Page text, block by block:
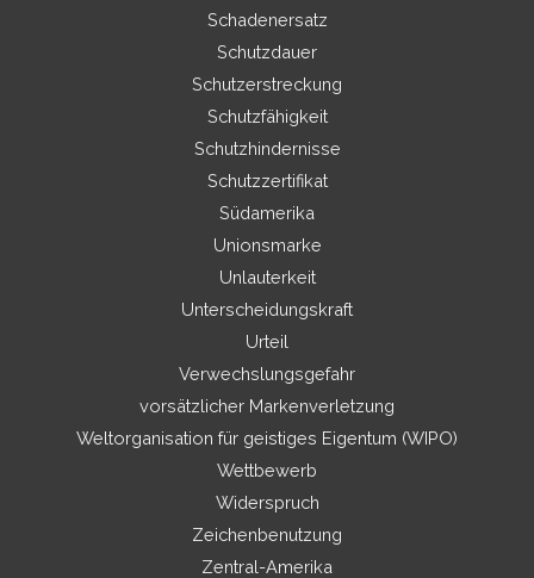
Schadenersatz
Schutzdauer
Schutzerstreckung
Schutzfähigkeit
Schutzhindernisse
Schutzzertifikat
Südamerika
Unionsmarke
Unlauterkeit
Unterscheidungskraft
Urteil
Verwechslungsgefahr
vorsätzlicher Markenverletzung
Weltorganisation für geistiges Eigentum (WIPO)
Wettbewerb
Widerspruch
Zeichenbenutzung
Zentral-Amerika